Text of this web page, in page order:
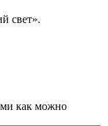
свет».
как можно